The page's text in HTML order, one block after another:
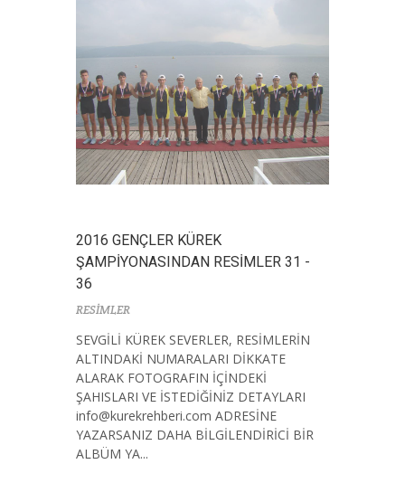
2016 GENÇLER KÜREK
ŞAMPİYONASINDAN RESİMLER 31 -
36
RESİMLER
SEVGİLİ KÜREK SEVERLER, RESİMLERİN
ALTINDAKİ NUMARALARI DİKKATE
ALARAK FOTOGRAFIN İÇİNDEKİ
ŞAHISLARI VE İSTEDİĞİNİZ DETAYLARI
info@kurekrehberi.com ADRESİNE
YAZARSANIZ DAHA BİLGİLENDİRİCİ BİR
ALBÜM YA...